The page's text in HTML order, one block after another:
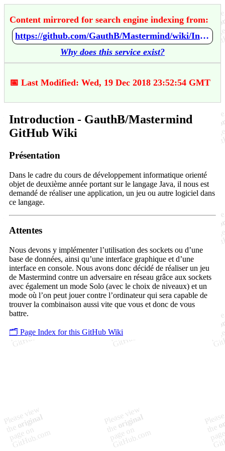
Content mirrored for search engine indexing from:
https://github.com/GauthB/Mastermind/wiki/Introduction
Why does this service exist?
📅 Last Modified: Wed, 19 Dec 2018 23:52:54 GMT
Introduction - GauthB/Mastermind
GitHub Wiki
Présentation
Dans le cadre du cours de développement informatique orienté
objet de deuxième année portant sur le langage Java, il nous est
demandé de réaliser une application, un jeu ou autre logiciel dans
ce langage.
Attentes
Nous devons y implémenter l’utilisation des sockets ou d’une
base de données, ainsi qu’une interface graphique et d’une
interface en console. Nous avons donc décidé de réaliser un jeu
de Mastermind contre un adversaire en réseau grâce aux sockets
avec également un mode Solo (avec le choix de niveaux) et un
mode où l’on peut jouer contre l’ordinateur qui sera capable de
trouver la combinaison aussi vite que vous et donc de vous
battre.
🗂️ Page Index for this GitHub Wiki